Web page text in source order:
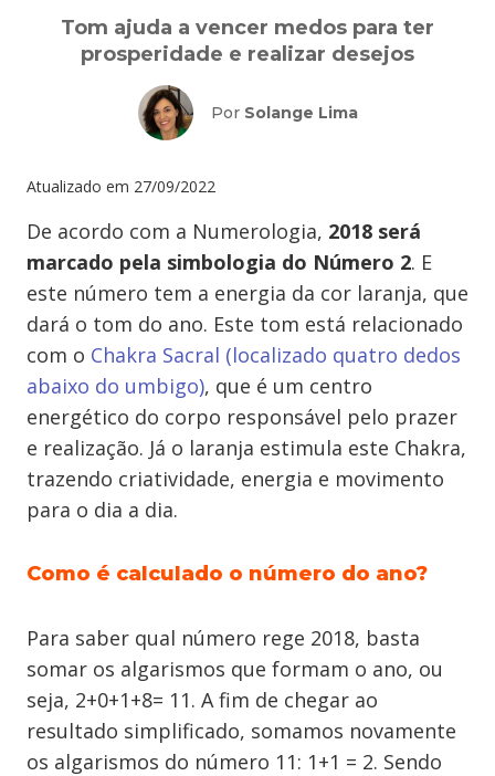
Tom ajuda a vencer medos para ter
prosperidade e realizar desejos
Por Solange Lima
Atualizado em 27/09/2022
De acordo com a Numerologia, 2018 será
marcado pela simbologia do Número 2. E
este número tem a energia da cor laranja, que
dará o tom do ano. Este tom está relacionado
com o Chakra Sacral (localizado quatro dedos
abaixo do umbigo), que é um centro
energético do corpo responsável pelo prazer
e realização. Já o laranja estimula este Chakra,
trazendo criatividade, energia e movimento
para o dia a dia.
Como é calculado o número do ano?
Para saber qual número rege 2018, basta
somar os algarismos que formam o ano, ou
seja, 2+0+1+8= 11. A fim de chegar ao
resultado simplificado, somamos novamente
os algarismos do número 11: 1+1 = 2. Sendo